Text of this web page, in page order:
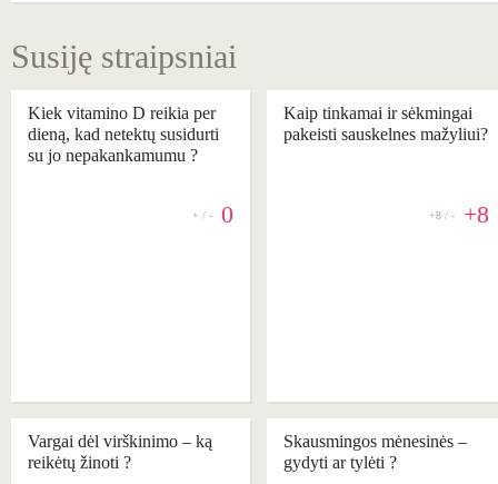
Susiję straipsniai
Kiek vitamino D reikia per
dieną, kad netektų susidurti
su jo nepakankamumu ?
+ / - 0
Kaip tinkamai ir sėkmingai
pakeisti sauskelnes mažyliui?
+8 / - +8
Vargai dėl virškinimo – ką
reikėtų žinoti ?
Skausmingos mėnesinės –
gydyti ar tylėti ?